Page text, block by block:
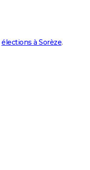
élections à Sorèze.